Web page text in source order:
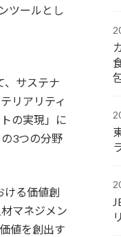
ツールとし
、サステナ
リアリティ
の実現」に
3つの分野
ける価値創
マネジメン
値を創出す